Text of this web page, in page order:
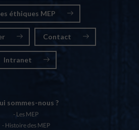
éthiques MEP
Contact
Intranet
sommes-nous ?
Les MEP
Histoire des MEP